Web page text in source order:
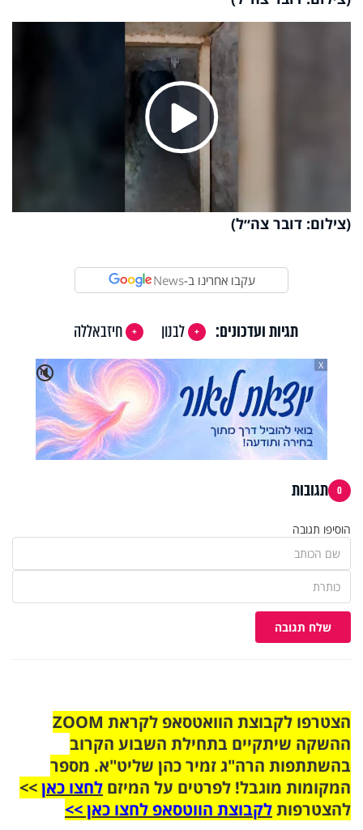
Video
Play
Video
(צילום: דובר צה״ל)
עקבו אחרינו ב-News
תגיות ועדכונים: לבנון
חיזבאללה
🔇
X
0 תגובות
הוסיפו תגובה
שלח תגובה
הצטרפו לקבוצת הוואטסאפ לקראת ZOOM
ההשקה שיתקיים בתחילת השבוע הקרוב
בהשתתפות הרה"ג זמיר כהן שליט"א. מספר
המקומות מוגבל! לפרטים על המיזם לחצו כאן>>
להצטרפותלקבוצת הווטסאפ לחצו כאן >>